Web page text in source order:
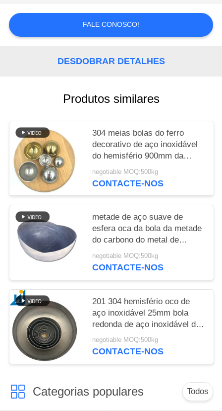
SITE
FALE CONOSCO!
DESDOBRAR DETALHES
Produtos similares
304 meias bolas do ferro
decorativo de aço inoxidável
do hemisfério 900mm da
cavidade do espelho
negotiable MOQ:500kg
CONTACTE-NOS
metade de aço suave de
esfera oca da bola da metade
do carbono do metal de
800mm para a bola oca de
Hlaf dos poços do fogo
negotiable MOQ:500kg
CONTACTE-NOS
201 304 hemisfério oco de
aço inoxidável 25mm bola
redonda de aço inoxidável da
bola da metade do espelho de
32mm a de 2000mm meia
negotiable MOQ:500kg
CONTACTE-NOS
Categorias populares Todos